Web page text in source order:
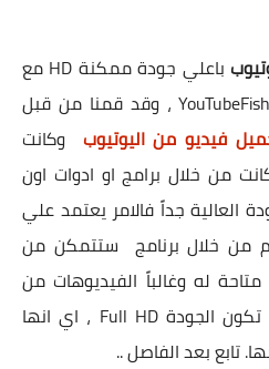
باعلي جودة ممكنة HD مع
برنامج مميز وهو برنامج YouTubeFisher ، وقد قمنا من قبل
فيديو من اليوتيوب وكانت
من خلال برامج او ادوات اون
العالية جداً فالامر يعتمد علي
من خلال برنامج ستتمكن من
له وغالباً الفيديوهات من
القنوات الشهيرة والرسمية تكون الجودة Full HD ، اي انها
تابع بعد الفاصل ..